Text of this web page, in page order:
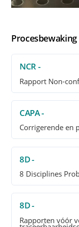
NCR -
Rapport Non-
CAPA -
Corrigerende en
8D -
8 Disciplines
8D -
Rapporten vóór